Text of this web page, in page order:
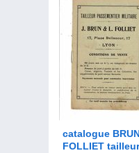
catalogue BRUN &
FOLLIET tailleur